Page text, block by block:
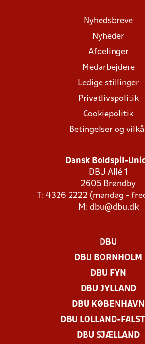
Nyhedsbreve
Nyheder
Afdelinger
Medarbejdere
Ledige stillinger
Privatlivspolitik
Cookiepolitik
Betingelser og
Dansk Boldspil-
DBU Allé 1
2605 Brøndby
T: 4326 2222 (mandag -
M: dbu@dbu.dk
DBU
DBU BORNHOLM
DBU FYN
DBU JYLLAND
DBU KØBENHAVN
DBU LOLLAND-
DBU SJÆLLAND